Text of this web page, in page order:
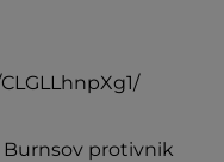
Burnsov protivnik